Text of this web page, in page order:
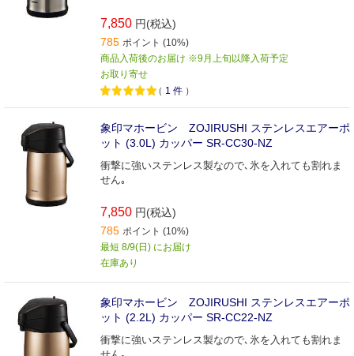
7,850 円(税込)
785 ポイント (10%)
商品入荷後のお届け ※9月上旬以降入荷予定
お取り寄せ
（ 1 件 ）
象印マホービン ZOJIRUSHI ステンレスエアーポ
ット (3.0L) カッパー SR-CC30-NZ
衝撃に強いステンレス製なので､氷を入れても割れま
せん｡
7,850 円(税込)
785 ポイント (10%)
最短 8/9(日) にお届け
在庫あり
象印マホービン ZOJIRUSHI ステンレスエアーポ
ット (2.2L) カッパー SR-CC22-NZ
衝撃に強いステンレス製なので､氷を入れても割れま